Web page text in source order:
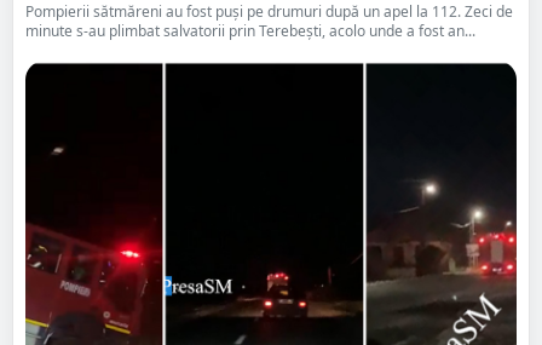
Pompierii sătmăreni au fost puși pe drumuri după un apel la 112. Zeci de
minute s-au plimbat salvatorii prin Terebești, acolo unde a fost an...